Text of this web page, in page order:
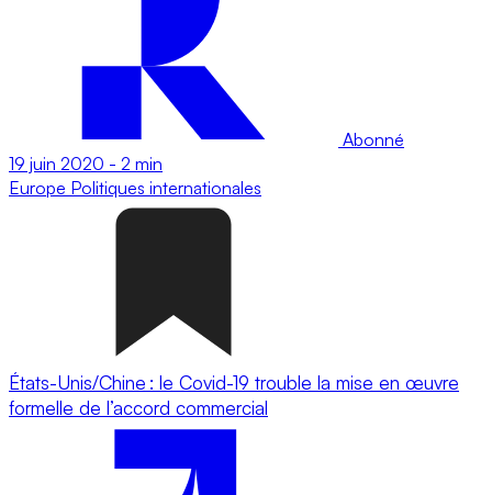
Abonné
19 juin 2020 - 2 min
Europe Politiques internationales
États-Unis/Chine : le Covid-19 trouble la mise en œuvre
formelle de l’accord commercial